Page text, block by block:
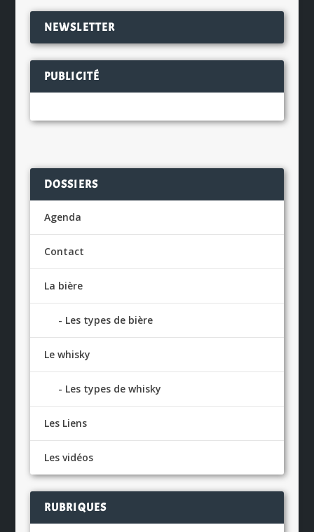
NEWSLETTER
PUBLICITÉ
DOSSIERS
Agenda
Contact
La bière
Les types de bière
Le whisky
Les types de whisky
Les Liens
Les vidéos
RUBRIQUES